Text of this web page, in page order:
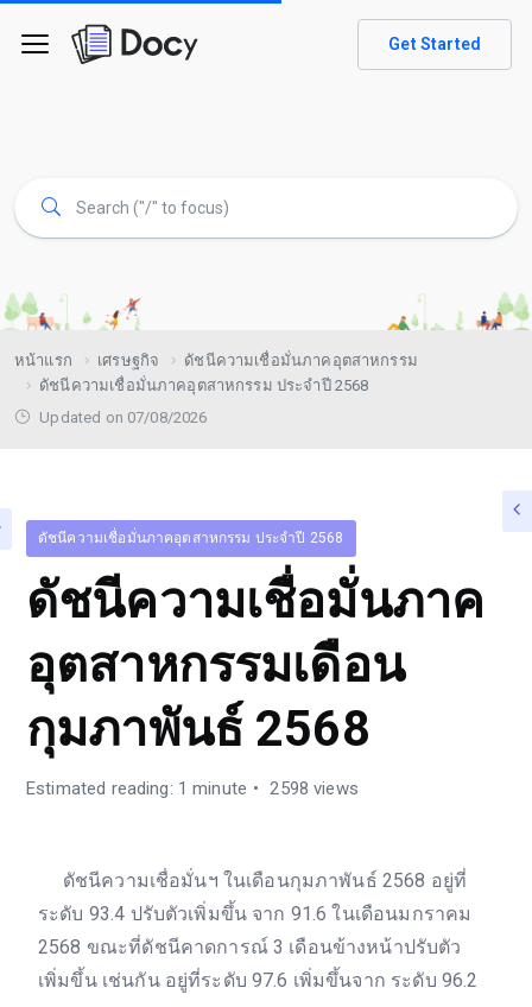
Get Started
หน้าแรก เศรษฐกิจ
ดัชนีความเชื่อมั่นภาคอุตสาหกรรม
ดัชนีความเชื่อมั่นภาคอุตสาหกรรม ประจำปี 2568
Updated on 07/08/2026
ดัชนีความเชื่อมั่นภาคอุตสาหกรรม ประจำปี 2568
ดัชนีความเชื่อมั่นภาค
อุตสาหกรรมเดือน
กุมภาพันธ์ 2568
Estimated reading: 1 minute 2598 views
ดัชนีความเชื่อมั่นฯ ในเดือนกุมภาพันธ์ 2568 อยู่ที่
ระดับ 93.4 ปรับตัวเพิ่มขึ้น จาก 91.6 ในเดือนมกราคม
2568 ขณะที่ดัชนีคาดการณ์ 3 เดือนข้างหน้าปรับตัว
เพิ่มขึ้น เช่นกัน อยู่ที่ระดับ 97.6 เพิ่มขึ้นจาก ระดับ 96.2